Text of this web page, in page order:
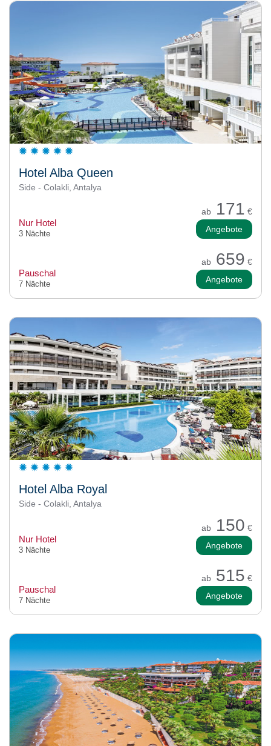
Hotel Alba Queen
Side - Colakli, Antalya
ab 171 €
Nur Hotel
3 Nächte Angebote
ab 659 €
Pauschal
7 Nächte Angebote
Hotel Alba Royal
Side - Colakli, Antalya
ab 150 €
Nur Hotel
3 Nächte Angebote
ab 515 €
Pauschal
7 Nächte Angebote